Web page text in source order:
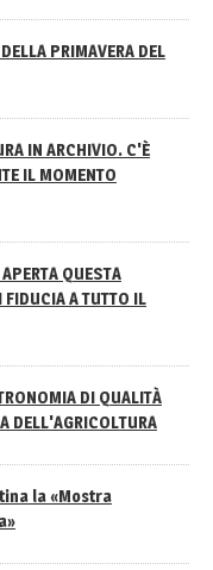
PRIMAVERA DEL
IN ARCHIVIO. C'È
IL MOMENTO
QUESTA
FIDUCIA A TUTTO IL
DI QUALITÀ
DELL'AGRICOLTURA
la «Mostra